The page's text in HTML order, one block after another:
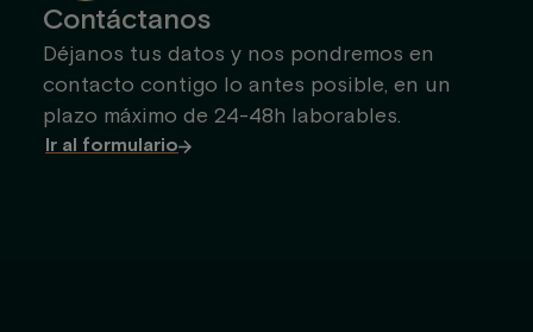
Contáctanos
Déjanos tus datos y nos pondremos en
contacto contigo lo antes posible, en un
plazo máximo de 24-48h laborables.
Ir al formulario